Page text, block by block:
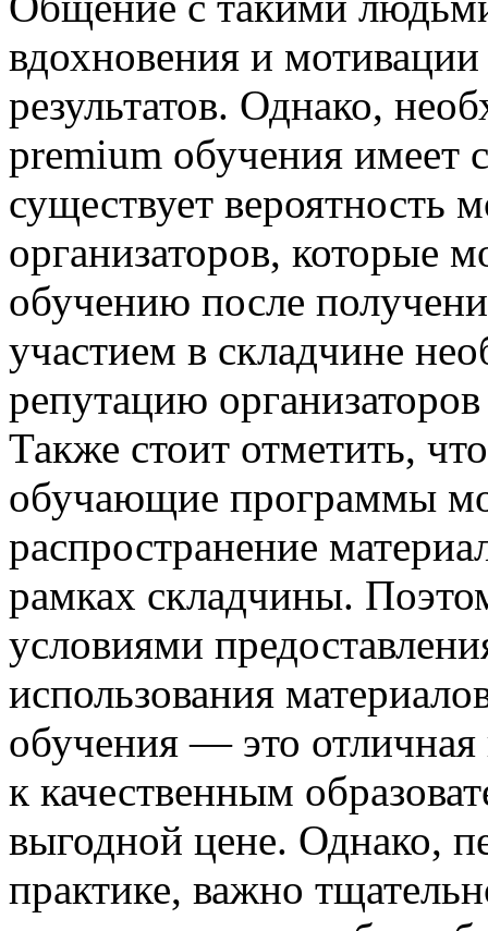
вдохновения и
результатов. Однако,
premium обучения имеет
существует вероятность
организаторов, которые
обучению после
участием в складчине
репутацию
Также стоит отметить,
обучающие программы
распространение
рамках складчины.
условиями
использования
обучения — это
к качественным
выгодной цене. Однако,
практике, важно